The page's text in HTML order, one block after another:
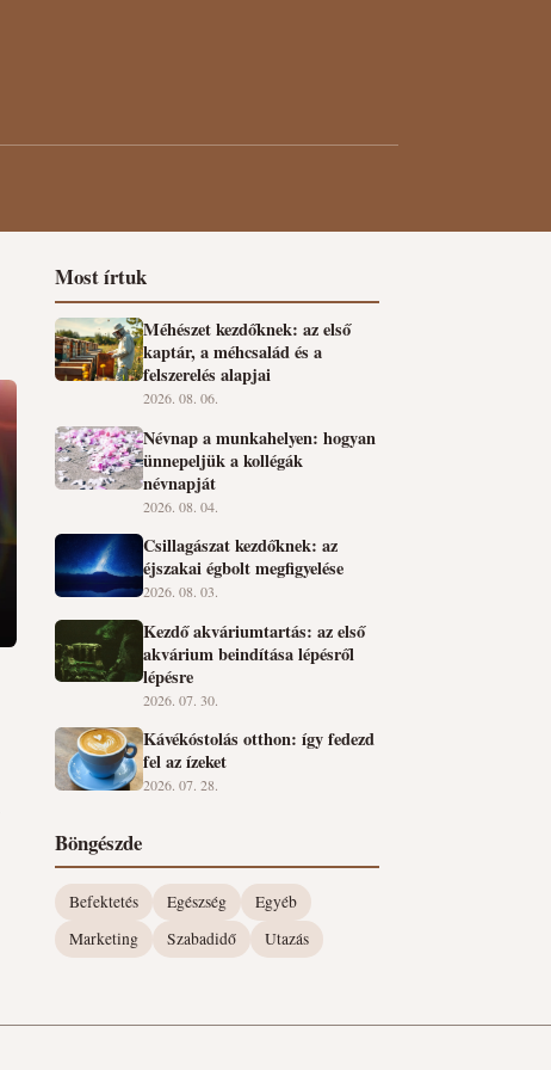
Most írtuk
Méhészet kezdőknek: az első
kaptár, a méhcsalád és a
felszerelés alapjai
2026. 08. 06.
Névnap a munkahelyen: hogyan
ünnepeljük a kollégák
névnapját
2026. 08. 04.
Csillagászat kezdőknek: az
éjszakai égbolt megfigyelése
2026. 08. 03.
Kezdő akváriumtartás: az első
akvárium beindítása lépésről
lépésre
2026. 07. 30.
Kávékóstolás otthon: így fedezd
fel az ízeket
2026. 07. 28.
Böngészde
Befektetés Egészség
Egyéb
Marketing
Szabadidő Utazás